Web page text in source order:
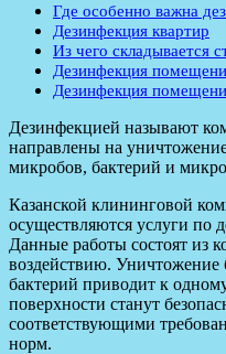
Где особенно важна
Дезинфекция квартир
Из чего складывается
Дезинфекция
Дезинфекция
Дезинфекцией называют
направлены на
микробов, бактерий и
Казанской клининговой
осуществляются услуги по
Данные работы состоят из
воздействию. Уничтожение
бактерий приводит к
поверхности станут
соответствующими
норм.